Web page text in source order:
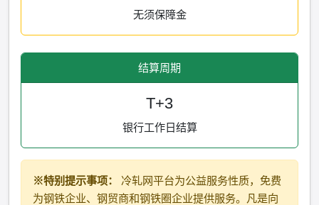
无须保障金
结算周期
T+3
银行工作日结算
※特别提示事项：
冷轧网平台为公益服务性质，免费
为钢铁企业、钢贸商和钢铁圈企业提供服务。凡是向